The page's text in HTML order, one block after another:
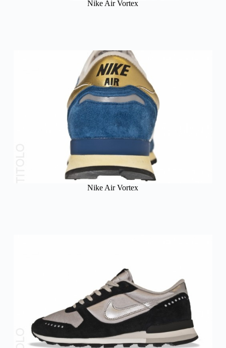
Nike Air Vortex
Nike Air Vortex